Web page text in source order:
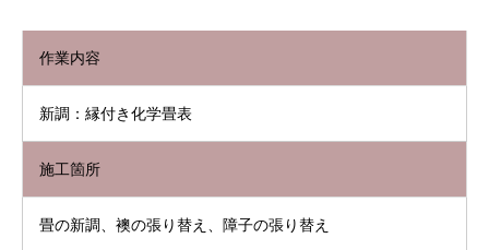
作業内容
新調：縁付き化学畳表
施工箇所
畳の新調、襖の張り替え、障子の張り替え